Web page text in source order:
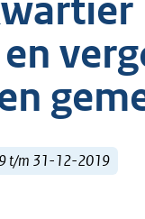
t/m 31-12-2019